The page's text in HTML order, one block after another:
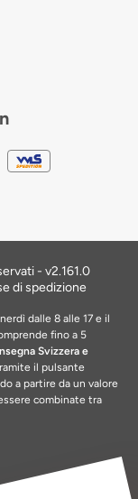
- v2.161.0
di spedizione
dalle 8 alle 17 e il
fino a 5
Svizzera e
il pulsante
a partire da un valore
combinate tra